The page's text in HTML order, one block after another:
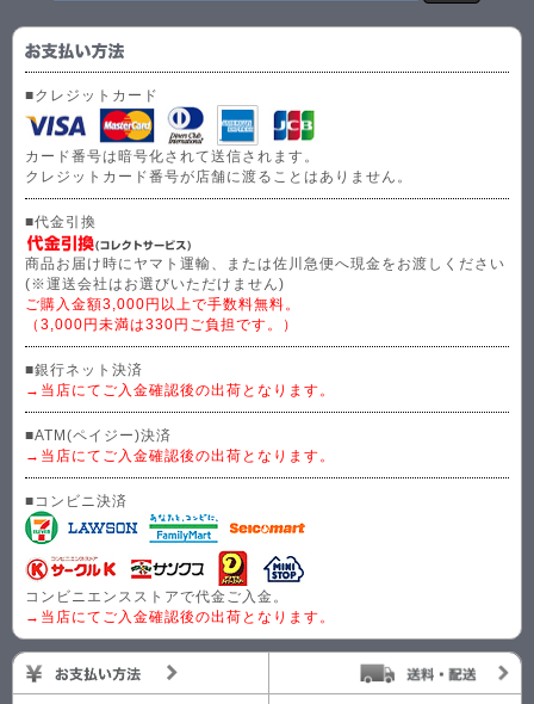
■クレジットカード
カード番号は暗号化されて送信されます。
クレジットカード番号が店舗に渡ることはありません。
■代金引換
商品お届け時にヤマト運輸、または佐川急便へ現金をお渡しください
(※運送会社はお選びいただけません)
ご購入金額3,000円以上で手数料無料。
（3,000円未満は330円ご負担です。）
■銀行ネット決済
→当店にてご入金確認後の出荷となります。
■ATM(ペイジー)決済
→当店にてご入金確認後の出荷となります。
■コンビニ決済
コンビニエンスストアで代金ご入金。
→当店にてご入金確認後の出荷となります。